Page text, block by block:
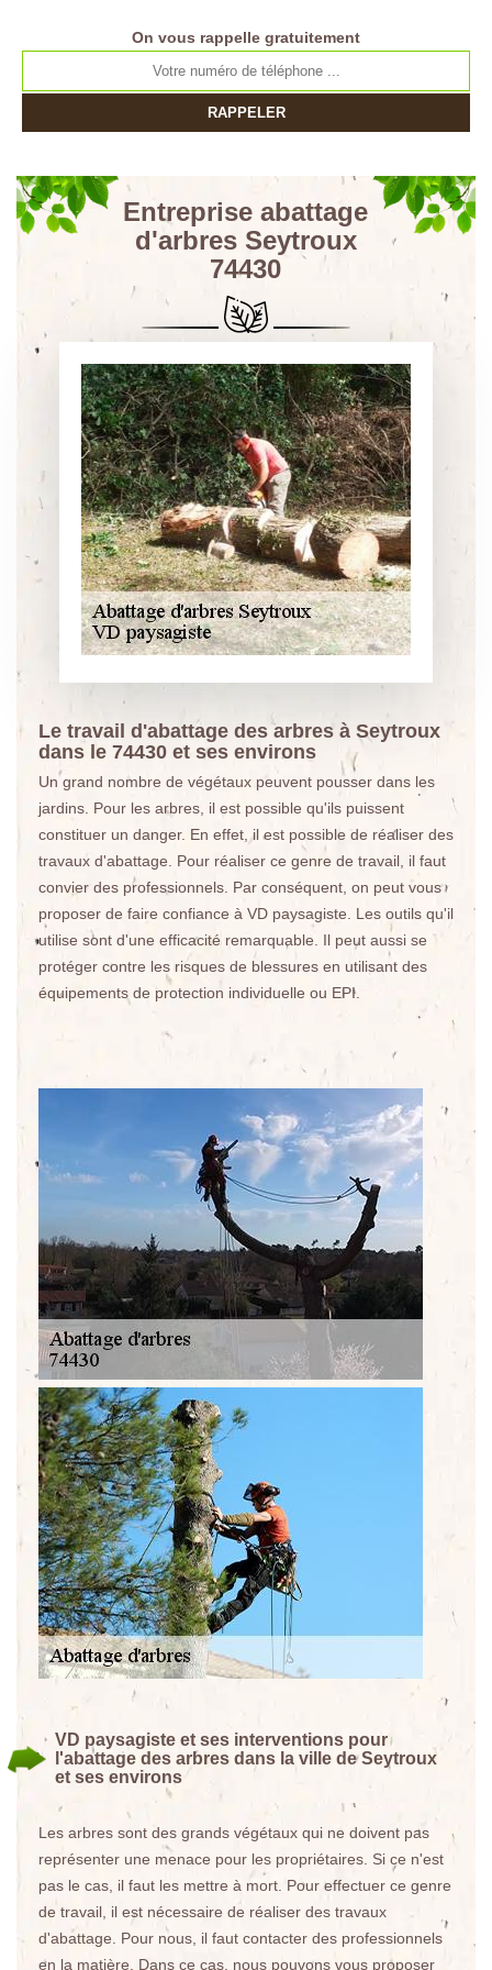
On vous rappelle gratuitement
Entreprise abattage
d'arbres Seytroux
74430
Le travail d'abattage des arbres à Seytroux
dans le 74430 et ses environs
Un grand nombre de végétaux peuvent pousser dans les
jardins. Pour les arbres, il est possible qu'ils puissent
constituer un danger. En effet, il est possible de réaliser des
travaux d'abattage. Pour réaliser ce genre de travail, il faut
convier des professionnels. Par conséquent, on peut vous
proposer de faire confiance à VD paysagiste. Les outils qu'il
utilise sont d'une efficacité remarquable. Il peut aussi se
protéger contre les risques de blessures en utilisant des
équipements de protection individuelle ou EPI.
VD paysagiste et ses interventions pour
l'abattage des arbres dans la ville de Seytroux
et ses environs
Les arbres sont des grands végétaux qui ne doivent pas
représenter une menace pour les propriétaires. Si ce n'est
pas le cas, il faut les mettre à mort. Pour effectuer ce genre
de travail, il est nécessaire de réaliser des travaux
d'abattage. Pour nous, il faut contacter des professionnels
en la matière. Dans ce cas, nous pouvons vous proposer